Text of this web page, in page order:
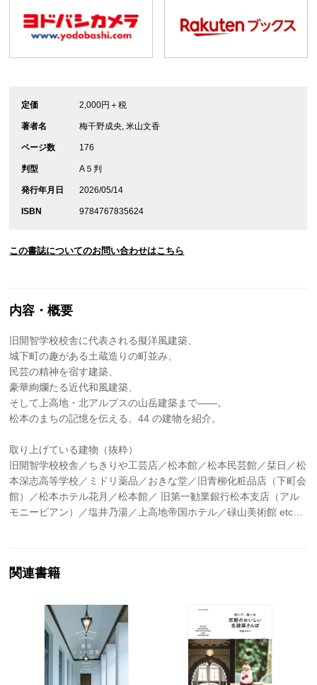
定価 2,000円＋税
著者名 梅干野成央, 米山文香
ページ数 176
判型 A５判
発行年月日 2026/05/14
ISBN 9784767835624
この書誌についてのお問い合わせはこちら
内容・概要
旧開智学校校舎に代表される擬洋風建築、
城下町の趣がある土蔵造りの町並み、
民芸の精神を宿す建築、
豪華絢爛たる近代和風建築、
そして上高地・北アルプスの山岳建築まで――。
松本のまちの記憶を伝える、44 の建物を紹介。
取り上げている建物（抜粋）
旧開智学校校舎／ちきりや工芸店／松本館／松本民芸館／栞日／松
本深志高等学校／ミドリ薬品／おきな堂／旧青柳化粧品店（下町会
館）／松本ホテル花月／松本館／ 旧第一勧業銀行松本支店（アル
モニービアン）／塩井乃湯／上高地帝国ホテル／碌山美術館 etc…
関連書籍